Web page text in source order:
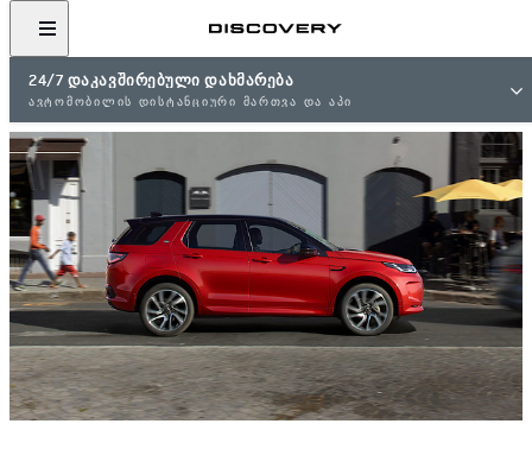
24/7 ᲓᲐᲙᲐᲕᲨᲘᲠᲔᲑᲣᲚᲘ ᲓᲐᲮᲛᲐᲠᲔᲑᲐ
ᲐᲕᲢᲝᲛᲝᲑᲘᲚᲘᲡ ᲓᲘᲡᲢᲐᲜᲪᲘᲣᲠᲘ ᲛᲐᲠᲗᲕᲐ ᲓᲐ ᲐᲞᲘ